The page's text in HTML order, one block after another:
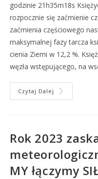
godzinie 21h35m18s
rozpocznie się zaćmienie
zaćmienia częściowego
maksymalnej fazy tarcza
cienia Ziemi w 12,2 %.
węzła wstępującego, na
Czytaj Dalej
Rok 2023
MY łączymy